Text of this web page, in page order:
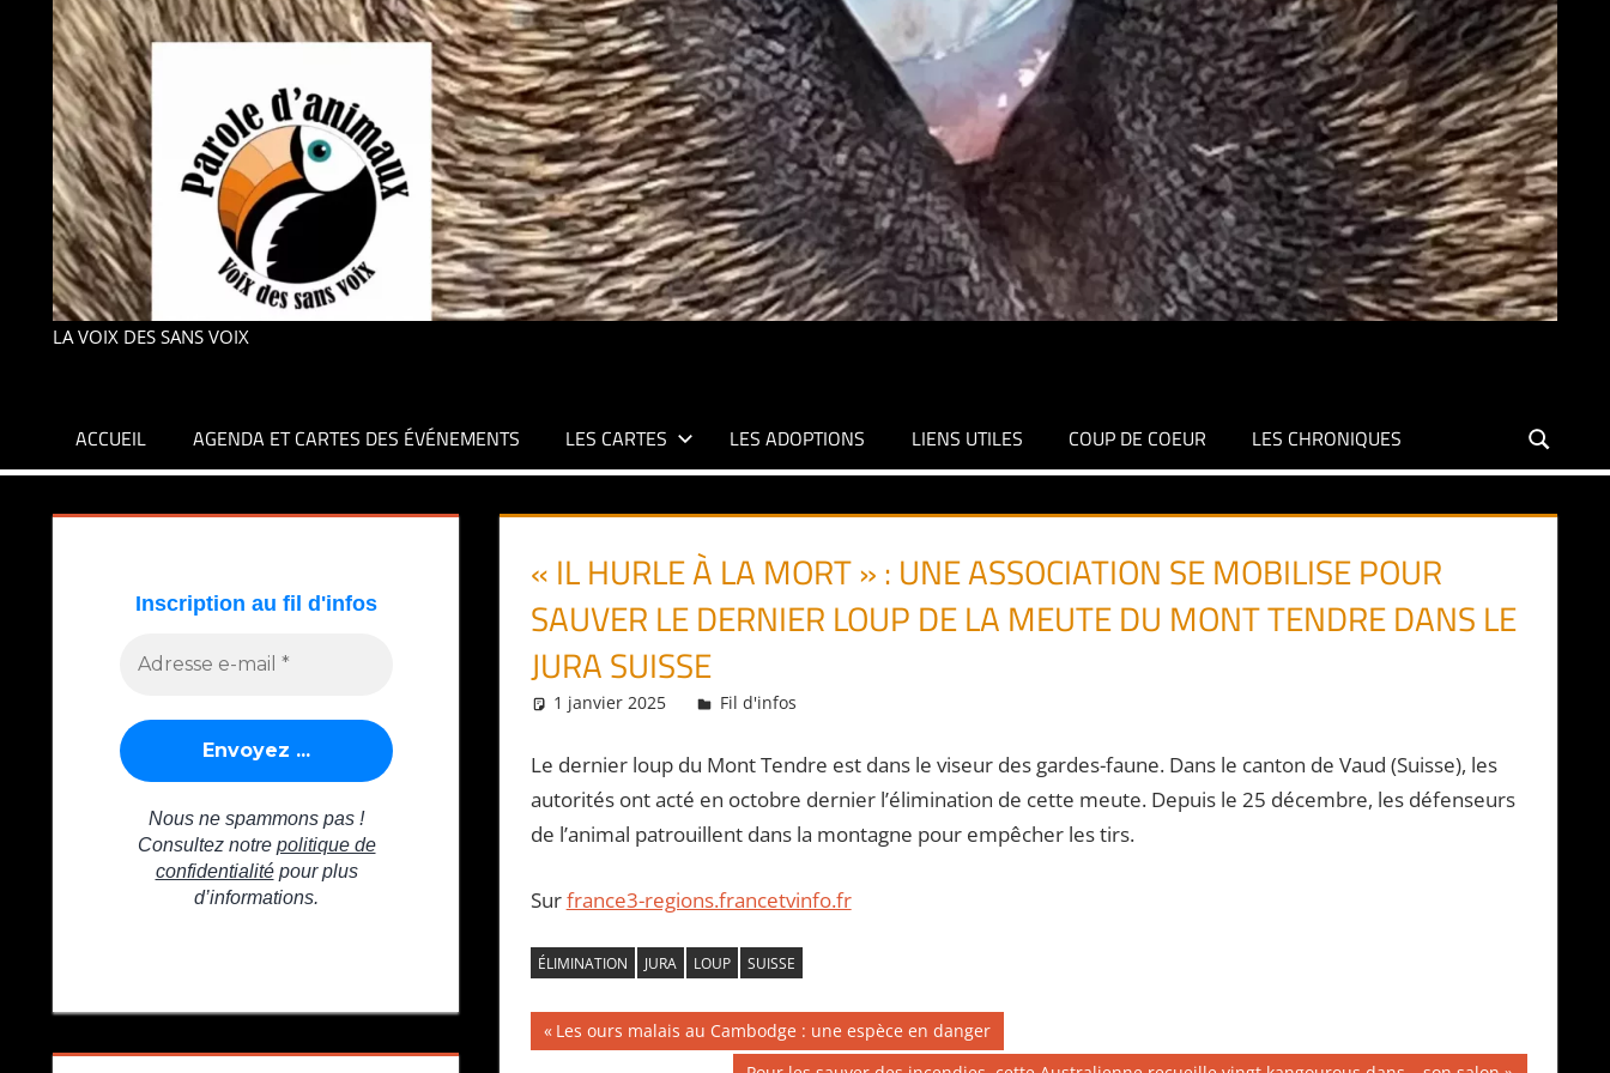
LA VOIX DES SANS VOIX
ACCUEIL AGENDA ET CARTES DES ÉVÉNEMENTS LES CARTES LES ADOPTIONS LIENS UTILES COUP DE COEUR LES CHRONIQUES
« IL HURLE À LA MORT » : UNE ASSOCIATION SE MOBILISE POUR
SAUVER LE DERNIER LOUP DE LA MEUTE DU MONT TENDRE DANS LE
JURA SUISSE
1 janvier 2025 Daniel
Fil d'infos
Le dernier loup du Mont Tendre est dans le viseur des gardes-faune. Dans le canton de Vaud (Suisse), les
autorités ont acté en octobre dernier l’élimination de cette meute. Depuis le 25 décembre, les défenseurs
de l’animal patrouillent dans la montagne pour empêcher les tirs.
Surfrance3-regions.francetvinfo.fr
ÉLIMINATION JURA LOUP SUISSE
Navigation
Publication
précédente :
Les ours malais au Cambodge : une espèce en danger